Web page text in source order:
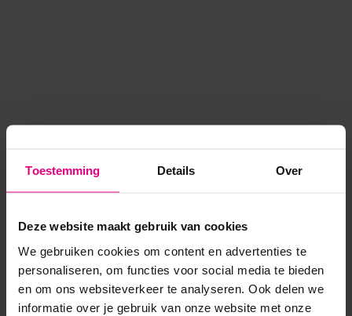
Toestemming Details Over
Deze website maakt gebruik van cookies
We gebruiken cookies om content en advertenties te
personaliseren, om functies voor social media te bieden
en om ons websiteverkeer te analyseren. Ook delen we
informatie over je gebruik van onze website met onze